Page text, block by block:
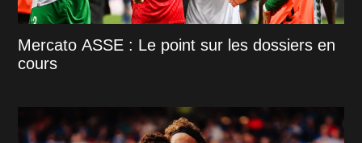
Mercato ASSE : Le point sur les dossiers en
cours